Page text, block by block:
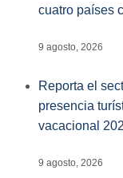
cuatro países
9 agosto, 2026
Reporta el
presencia
vacacional
9 agosto, 2026